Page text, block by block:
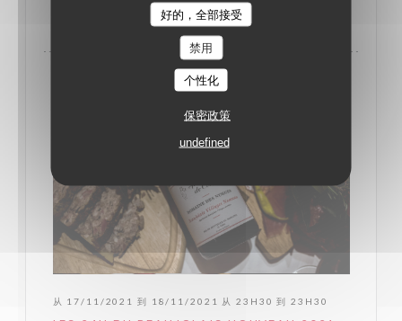
好的，全部接受
禁用
个性化
保密政策
undefined
从 17/11/2021 到 18/11/2021 从 23H30 到 23H30